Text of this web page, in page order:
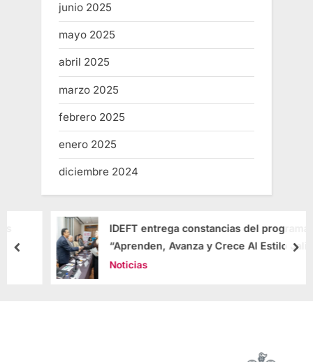
junio 2025
mayo 2025
abril 2025
marzo 2025
febrero 2025
enero 2025
diciembre 2024
IDEFT entrega constancias del programa
“Aprenden, Avanza y Crece Al Estilo Jalisco”
Noticias